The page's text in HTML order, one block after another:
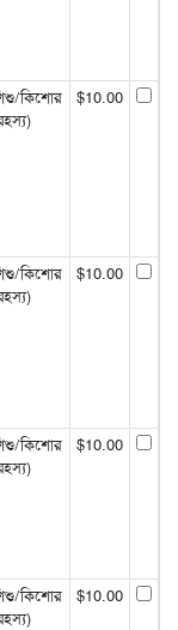
কিশোর
$10.00
কিশোর
$10.00
কিশোর
$10.00
কিশোর
$10.00